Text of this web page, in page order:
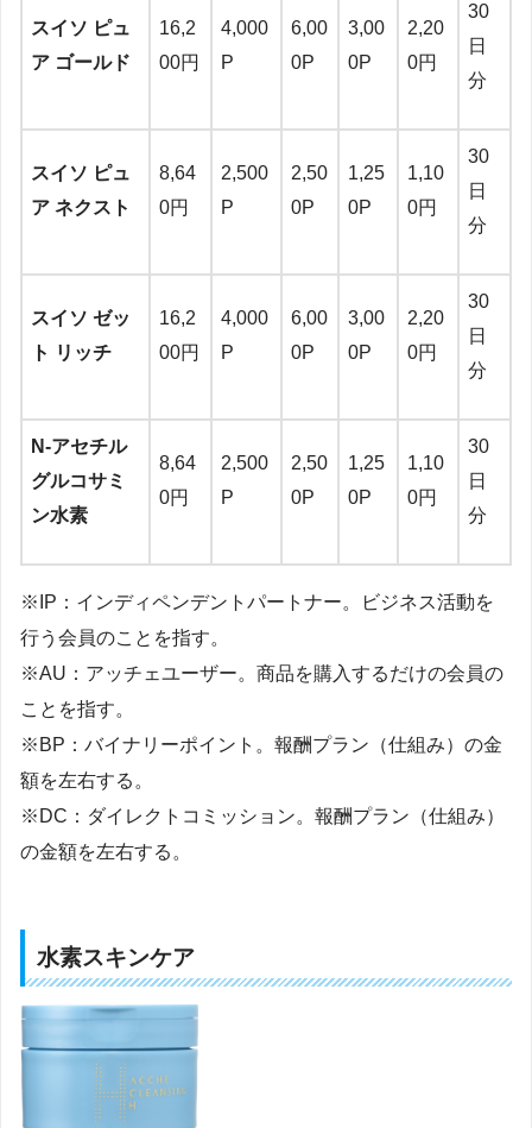
スイソ ピュ
ア ゴールド
16,2
00円
4,000
P
6,00
0P
3,00
0P
2,20
0円
30
日
分
スイソ ピュ
ア ネクスト
8,64
0円
2,500
P
2,50
0P
1,25
0P
1,10
0円
30
日
分
スイソ ゼッ
ト リッチ
16,2
00円
4,000
P
6,00
0P
3,00
0P
2,20
0円
30
日
分
N-アセチル
グルコサミ
ン水素
8,64
0円
2,500
P
2,50
0P
1,25
0P
1,10
0円
30
日
分
※IP：インディペンデントパートナー。ビジネス活動を
行う会員のことを指す。
※AU：アッチェユーザー。商品を購入するだけの会員の
ことを指す。
※BP：バイナリーポイント。報酬プラン（仕組み）の金
額を左右する。
※DC：ダイレクトコミッション。報酬プラン（仕組み）
の金額を左右する。
水素スキンケア